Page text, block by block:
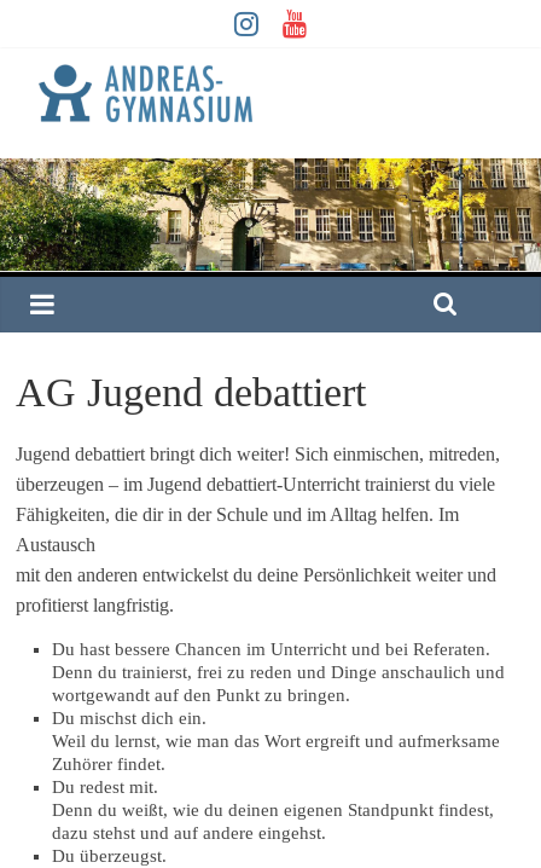
AG Jugend debattiert
Jugend debattiert bringt dich weiter! Sich einmischen, mitreden,
überzeugen – im Jugend debattiert-Unterricht trainierst du viele
Fähigkeiten, die dir in der Schule und im Alltag helfen. Im
Austausch
mit den anderen entwickelst du deine Persönlichkeit weiter und
profitierst langfristig.
Du hast bessere Chancen im Unterricht und bei Referaten.
Denn du trainierst, frei zu reden und Dinge anschaulich und
wortgewandt auf den Punkt zu bringen.
Du mischst dich ein.
Weil du lernst, wie man das Wort ergreift und aufmerksame
Zuhörer findet.
Du redest mit.
Denn du weißt, wie du deinen eigenen Standpunkt findest,
dazu stehst und auf andere eingehst.
Du überzeugst.